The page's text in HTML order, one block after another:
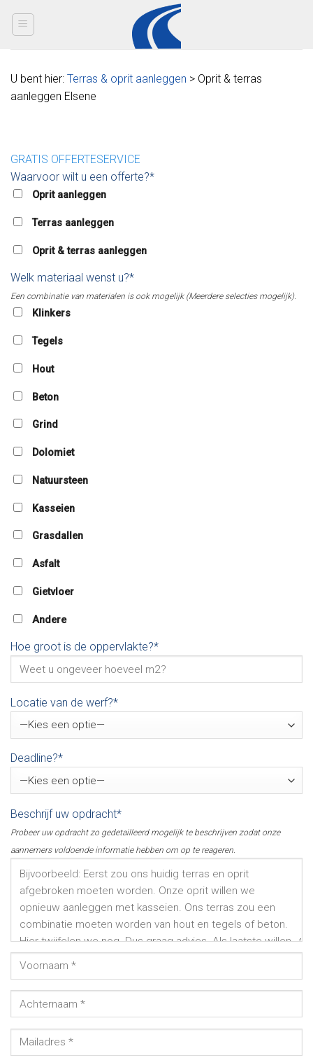
U bent hier: Terras & oprit aanleggen > Oprit & terras
aanleggen Elsene
GRATIS OFFERTESERVICE
Waarvoor wilt u een offerte?*
Oprit aanleggen
Terras aanleggen
Oprit & terras aanleggen
Welk materiaal wenst u?*
Een combinatie van materialen is ook mogelijk (Meerdere selecties mogelijk).
Klinkers
Tegels
Hout
Beton
Grind
Dolomiet
Natuursteen
Kasseien
Grasdallen
Asfalt
Gietvloer
Andere
Hoe groot is de oppervlakte?*
Locatie van de werf?*
Deadline?*
Beschrijf uw opdracht*
Probeer uw opdracht zo gedetailleerd mogelijk te beschrijven zodat onze
aannemers voldoende informatie hebben om op te reageren.